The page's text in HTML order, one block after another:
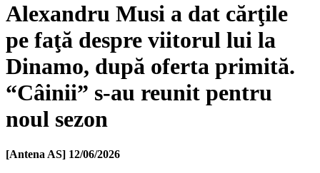
Alexandru Musi a dat cărţile
pe faţă despre viitorul lui la
Dinamo, după oferta primită.
“Câinii” s-au reunit pentru
noul sezon
[Antena AS] 12/06/2026